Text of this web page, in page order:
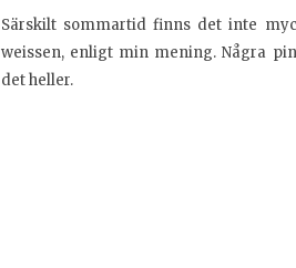
Särskilt sommartid finns det inte
weissen, enligt min mening. Några
det heller.